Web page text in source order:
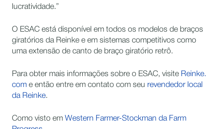
lucratividade.”
O ESAC está disponível em todos os modelos de braços
giratórios da Reinke e em sistemas competitivos como
uma extensão de canto de braço giratório retrô.
Para obter mais informações sobre o ESAC, visite Reinke.
com e então entre em contato com seu revendedor local
da Reinke.
Como visto em Western Farmer-Stockman da Farm